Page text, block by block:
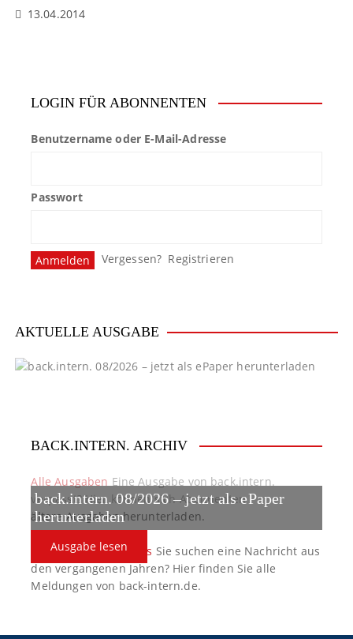
13.04.2014
LOGIN FÜR ABONNENTEN
Benutzername oder E-Mail-Adresse
Passwort
Vergessen? Registrieren
AKTUELLE AUSGABE
back.intern. 08/2026 – jetzt als ePaper
herunterladen
Ausgabe lesen
BACK.INTERN. ARCHIV
Alle Ausgaben Eine Ausgabe von back.intern.
verpasst? Hier können sich Abonnenten
ältere Ausgaben herunterladen.
back.intern. Top-News Sie suchen eine Nachricht aus
den vergangenen Jahren? Hier finden Sie alle
Meldungen von back-intern.de.